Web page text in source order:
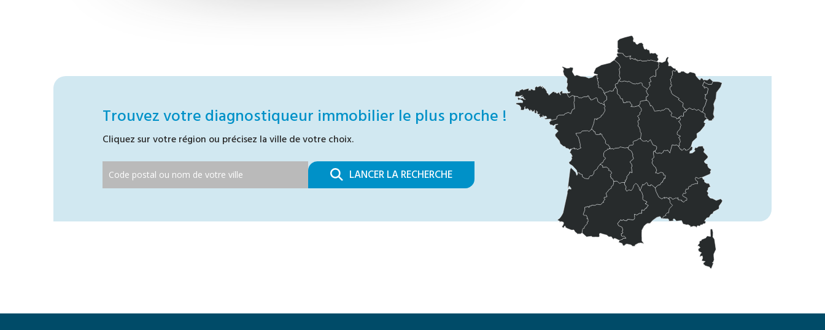
Trouvez votre diagnostiqueur immobilier le plus proche !
Cliquez sur votre région ou précisez la ville de votre choix.
LANCER LA RECHERCHE